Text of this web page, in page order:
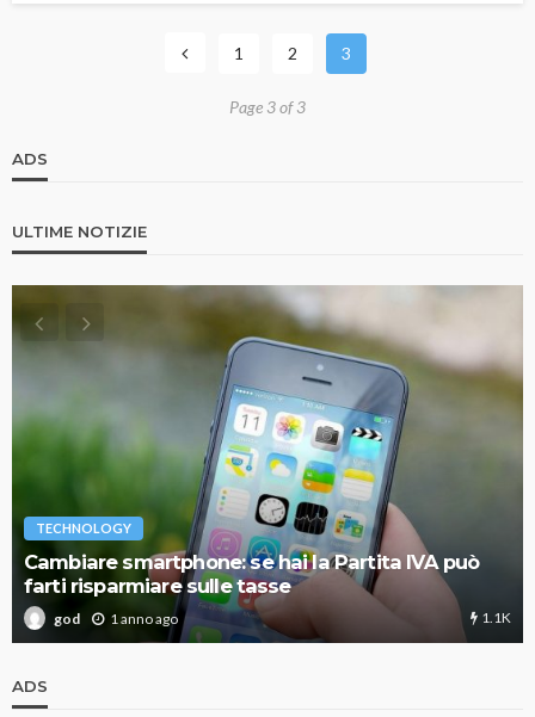
1 2 3
Page 3 of 3
ADS
ULTIME NOTIZIE
TECHNOLOGY
Cambiare smartphone: se hai la Partita IVA può
farti risparmiare sulle tasse
god 1 anno ago 1.1K
ADS